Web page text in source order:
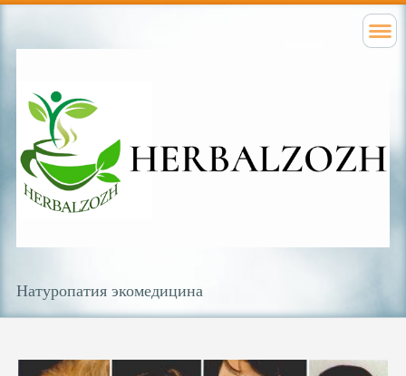
Натуропатия экомедицина